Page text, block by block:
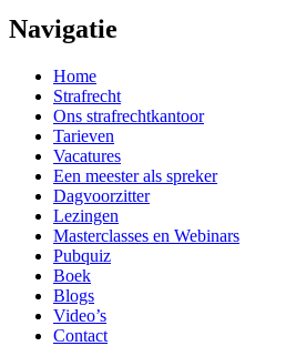
Navigatie
Home
Strafrecht
Ons strafrecht­kantoor
Tarieven
Vacatures
Een meester als spreker
Dagvoorzitter
Lezingen
Masterclasses en Webinars
Pubquiz
Boek
Blogs
Video’s
Contact